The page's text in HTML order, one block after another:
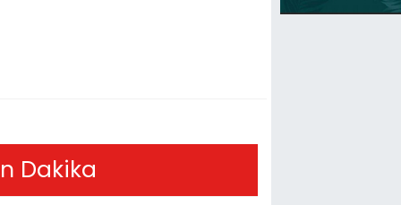
Dakika